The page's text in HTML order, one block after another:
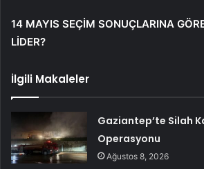
14 MAYIS SEÇİM SONUÇLARINA
LİDER?
İlgili Makaleler
Gaziantep’te Silah
Operasyonu
Ağustos 8, 2026